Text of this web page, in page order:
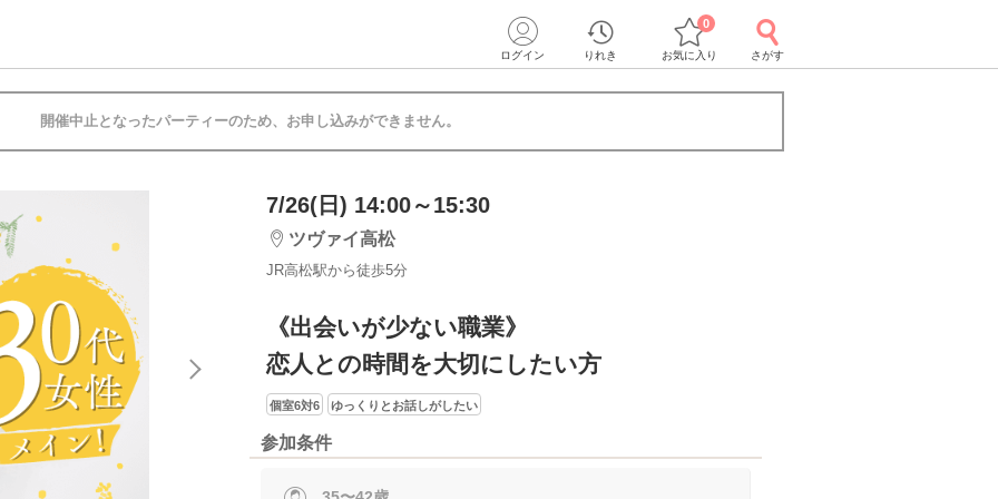
ログイン りれき お気に入り
0
さがす
開催中止となったパーティーのため、お申し込みができません。
7/26(日) 14:00～15:30
ツヴァイ高松
JR高松駅から徒歩5分
《出会いが少ない職業》
恋人との時間を大切にしたい方
個室6対6 ゆっくりとお話しがしたい
参加条件